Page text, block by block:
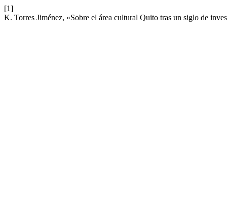
[1]
K. Torres Jiménez, «Sobre el área cultural Quito tras un siglo de